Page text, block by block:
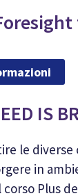
IS
le diverse
in
corso Plus